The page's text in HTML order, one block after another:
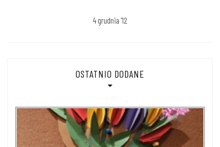
4 grudnia ’12
OSTATNIO DODANE